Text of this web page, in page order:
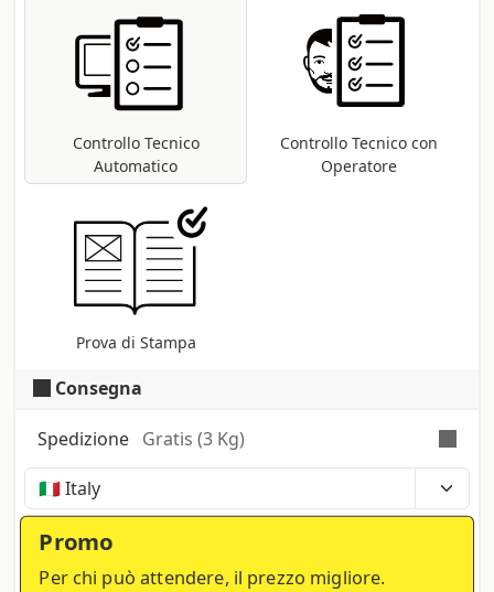
Controllo Tecnico
Automatico
Controllo Tecnico con
Operatore
Prova di Stampa
file pdf: controllo delle dimensioni e dei
font; conversione nel profilo di stampa
CMYK se presenti metodi differenti (RGB,
Pantoni, etc ...).
Consegna
Spedizione Gratis (3 Kg)
Tempi, costi e tasse possono variare a seconda
della regione e dei prodotti nel carrello
Promo
Per chi può attendere, il prezzo migliore.